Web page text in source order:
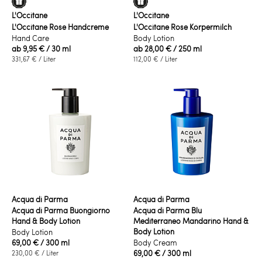
L'Occitane
L'Occitane Rose Handcreme
Hand Care
ab9,95 €/ 30 ml
331,67 € / Liter
L'Occitane
L'Occitane Rose Körpermilch
Body Lotion
ab28,00 €/ 250 ml
112,00 € / Liter
Acqua di Parma
Acqua di Parma Buongiorno
Hand & Body Lotion
Body Lotion
69,00 €/ 300 ml
230,00 € / Liter
Acqua di Parma
Acqua di Parma Blu
Mediterraneo Mandarino Hand &
Body Lotion
Body Cream
69,00 €/ 300 ml